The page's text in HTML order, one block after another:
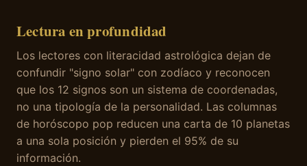
Lectura en profundidad
Los lectores con literacidad astrológica dejan de
confundir "signo solar" con zodíaco y reconocen
que los 12 signos son un sistema de coordenadas,
no una tipología de la personalidad. Las columnas
de horóscopo pop reducen una carta de 10 planetas
a una sola posición y pierden el 95% de su
información.